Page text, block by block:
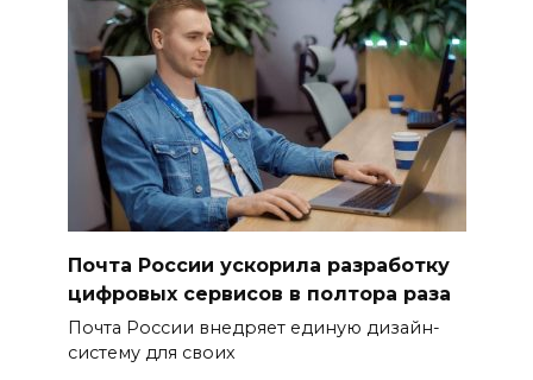
Почта России ускорила разработку
цифровых сервисов в полтора раза
Почта России внедряет единую дизайн-
систему для своих